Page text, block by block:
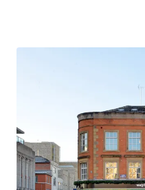
Prominent corner
Northern Quarter.
High quality
Excellent transport